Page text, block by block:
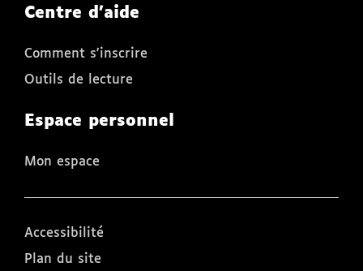
Centre d'aide
Comment s'inscrire
Outils de lecture
Espace personnel
Mon espace
Accessibilité
Plan du site